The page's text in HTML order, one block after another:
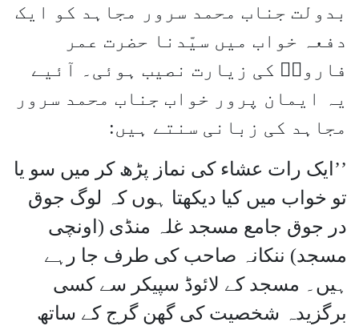
بدولت جناب محمد سرور مجاہد کو ایک
دفعہ خواب میں سیّدنا حضرت عمر
فاروقؓ کی زیارت نصیب ہوئی۔ آئیے
یہ ایمان پرور خواب جناب محمد سرور
مجاہد کی زبانی سنتے ہیں:
’’ایک رات عشاء کی نماز پڑھ کر میں سو یا
تو خواب میں کیا دیکھتا ہوں کہ لوگ جوق
در جوق جامع مسجد غلہ منڈی (اونچی
مسجد) ننکانہ صاحب کی طرف جا رہے
ہیں۔ مسجد کے لائوڈ سپیکر سے کسی
برگزیدہ شخصیت کی گھن گرج کے ساتھ